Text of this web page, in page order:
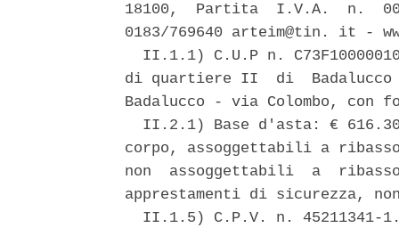
18100,  Partita  I.V.A.  n.
0183/769640 arteim@tin. it -
II.1.1) C.U.P n.
di quartiere II  di
Badalucco - via Colombo,
II.2.1) Base d'asta: €
corpo, assoggettabili a
non  assoggettabili  a
apprestamenti di sicurezza,
II.1.5) C.P.V. n. 45211341-